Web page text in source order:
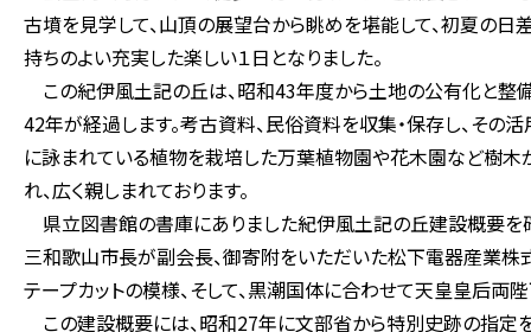
古墳を見学して、山頂の展望台から眺めを堪能して、初夏の日
持ちのよい充実した楽しい１日となりました。
この紀伊風土記の丘は、昭和43年度から土地の公有化と整
42年が経過します。考古資料、民俗資料を収集・保存し、そ
に詠まれている植物を栽培した万葉植物園や花木園など樹
れ、広く親しまれております。
県立図書館の書庫にありました紀伊風土記の丘建設概要を
三和歌山市長が副会長、御寄附をいただいた松下電器産業
テープカットの模様、そして、黒潮国体に合わせて天皇皇后両
この建設概要には、昭和27年に文部省から特別史跡の指